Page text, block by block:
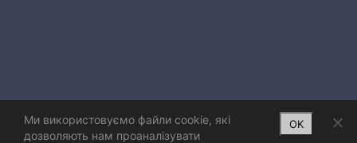
Ми використовуємо файли cookie, які
дозволяють нам проаналізувати
OK